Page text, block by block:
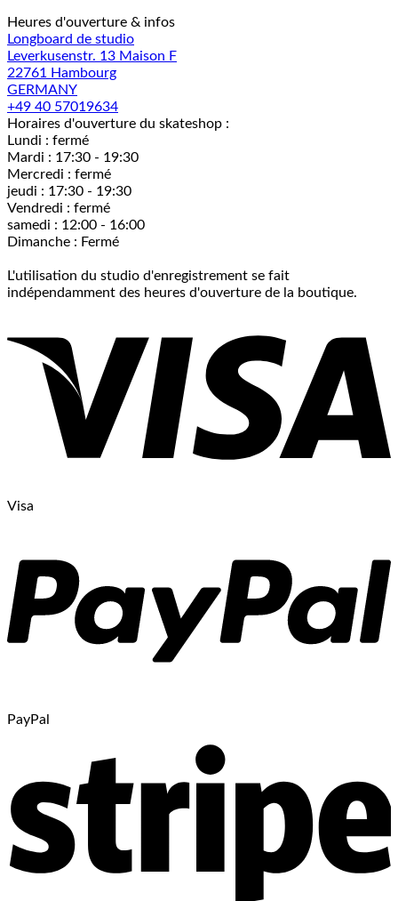
Heures d'ouverture & infos
Longboard de studio
Leverkusenstr. 13 Maison F
22761 Hambourg
GERMANY
+49 40 57019634
Horaires d'ouverture du skateshop :
Lundi : fermé
Mardi : 17:30 - 19:30
Mercredi : fermé
jeudi : 17:30 - 19:30
Vendredi : fermé
samedi : 12:00 - 16:00
Dimanche : Fermé
L'utilisation du studio d'enregistrement se fait
indépendamment des heures d'ouverture de la boutique.
Visa
PayPal